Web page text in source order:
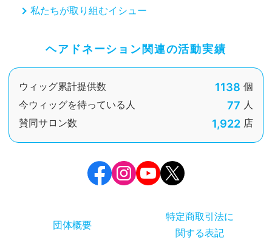
私たちが取り組むイシュー
ヘアドネーション関連の活動実績
ウィッグ累計提供数 1138 個
今ウィッグを待っている人
77 人
賛同サロン数
1,922 店
団体概要
特定商取引法に
関する表記